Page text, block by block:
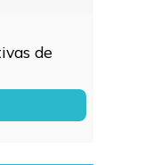
de